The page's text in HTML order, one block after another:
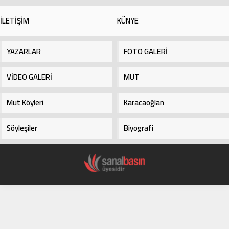
koynunu,Kokar güller gibi, teri mi
bilmem?...
durur. Karac’oğlan der ki:...
İLETİŞİM KÜNYE
YAZARLAR
FOTO GALERİ
VİDEO GALERİ
MUT
Mut Köyleri
Karacaoğlan
Söyleşiler
Biyografi